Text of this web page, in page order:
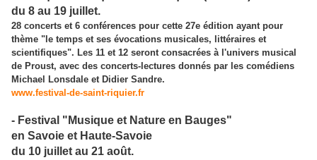
du 8 au 19 juillet.
28 concerts et 6 conférences pour cette 27e édition ayant pour
thème "le temps et ses évocations musicales, littéraires et
scientifiques". Les 11 et 12 seront consacrées à l'univers musical
de Proust, avec des concerts-lectures donnés par les comédiens
Michael Lonsdale et Didier Sandre.
www.festival-de-saint-riquier.fr
- Festival "Musique et Nature en Bauges"
en Savoie et Haute-Savoie
du 10 juillet au 21 août.